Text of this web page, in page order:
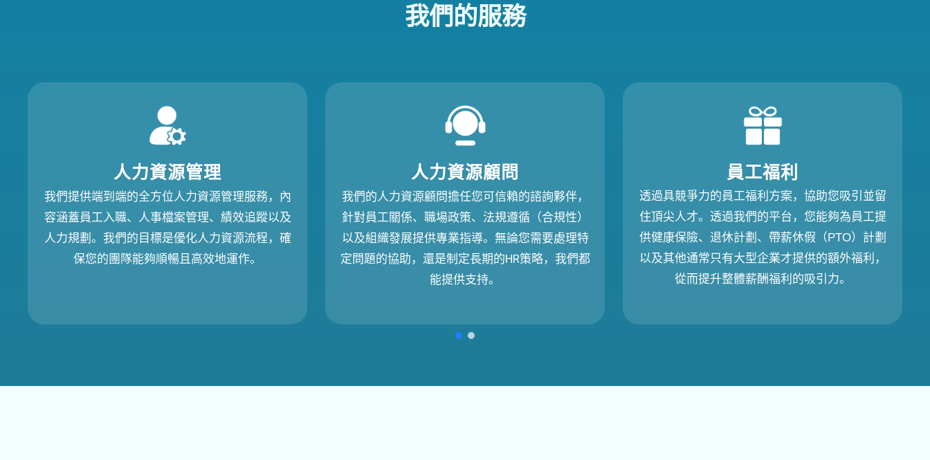
我們的服務
​人力資源管理
我們提供端到端的全方位人力資源管理服務，內
容涵蓋員工入職、人事檔案管理、績效追蹤以及
人力規劃。我們的目標是優化人力資源流程，確
保您的團隊能夠順暢且高效地運作。
人力資源顧問​​
我們的人力資源顧問擔任您可信賴的諮詢夥伴，
針對員工關係、職場政策、法規遵循（合規性）
以及組織發展提供專業指導。無論您需要處理特
定問題的協助，還是制定長期的HR策略，我們都
能提供支持。
員工福利​​
透過具競爭力的員工福利方案，協助您吸引並留
住頂尖人才。透過我們的平台，您能夠為員工提
供健康保險、退休計劃、帶薪休假（PTO）計劃
以及其他通常只有大型企業才提供的額外福利，
從而提升整體薪酬福利的吸引力。